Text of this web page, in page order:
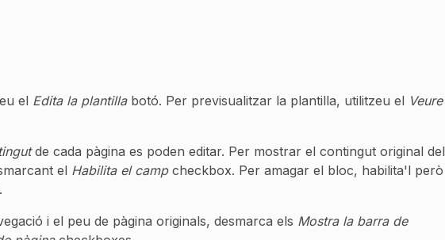
el Edita la plantillabotó. Per previsualitzar la plantilla, utilitzeu el Veure
de cada pàgina es poden editar. Per mostrar el contingut original del
el Habilita el campcheckbox. Per amagar el bloc, habilita'l però
i el peu de pàgina originals, desmarca els Mostra la barra de